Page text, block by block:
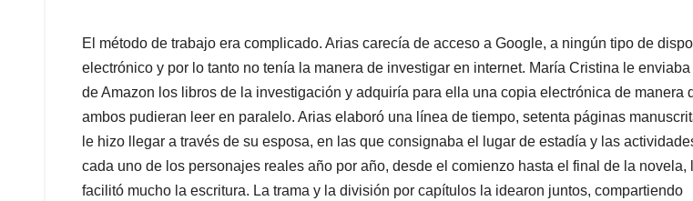
El método de trabajo era complicado. Arias carecía de acceso a Google, a ningún tipo de
electrónico y por lo tanto no tenía la manera de investigar en internet. María Cristina le enviaba
de Amazon los libros de la investigación y adquiría para ella una copia electrónica de manera
ambos pudieran leer en paralelo. Arias elaboró una línea de tiempo, setenta páginas
le hizo llegar a través de su esposa, en las que consignaba el lugar de estadía y las
cada uno de los personajes reales año por año, desde el comienzo hasta el final de la novela,
facilitó mucho la escritura. La trama y la división por capítulos la idearon juntos, compartiendo